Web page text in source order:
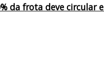
da frota deve circular